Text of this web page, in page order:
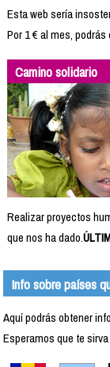
Esta web sería
Por 1 € al mes,
Camino solidario
Realizar proyectos
que nos ha dado.
Info sobre países
Aquí podrás obtener
Esperamos que te